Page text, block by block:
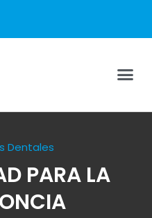
Dentales
PARA LA